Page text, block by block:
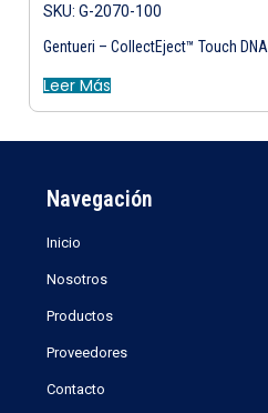
SKU: G-2070-100
Gentueri – CollectEject™ Touch DNA
Leer Más
Navegación
Inicio
Nosotros
Productos
Proveedores
Contacto